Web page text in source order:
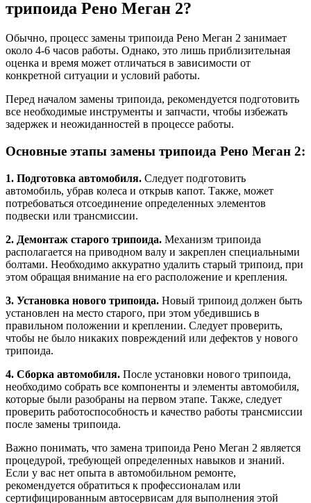
трипоида Рено Меган 2?
Обычно, процесс замены трипоида Рено Меган 2 занимает
около 4-6 часов работы. Однако, это лишь приблизительная
оценка и время может отличаться в зависимости от
конкретной ситуации и условий работы.
Перед началом замены трипоида, рекомендуется подготовить
все необходимые инструменты и запчасти, чтобы избежать
задержек и неожиданностей в процессе работы.
Основные этапы замены трипоида Рено Меган 2:
1. Подготовка автомобиля. Следует подготовить
автомобиль, убрав колеса и открыв капот. Также, может
потребоваться отсоединение определенных элементов
подвески или трансмиссии.
2. Демонтаж старого трипоида. Механизм трипоида
располагается на приводном валу и закреплен специальными
болтами. Необходимо аккуратно удалить старый трипоид, при
этом обращая внимание на его расположение и крепления.
3. Установка нового трипоида. Новый трипоид должен быть
установлен на место старого, при этом убедившись в
правильном положении и креплении. Следует проверить,
чтобы не было никаких повреждений или дефектов у нового
трипоида.
4. Сборка автомобиля. После установки нового трипоида,
необходимо собрать все компоненты и элементы автомобиля,
которые были разобраны на первом этапе. Также, следует
проверить работоспособность и качество работы трансмиссии
после замены трипоида.
Важно понимать, что замена трипоида Рено Меган 2 является
процедурой, требующей определенных навыков и знаний.
Если у вас нет опыта в автомобильном ремонте,
рекомендуется обратиться к профессионалам или
сертифицированным автосервисам для выполнения этой